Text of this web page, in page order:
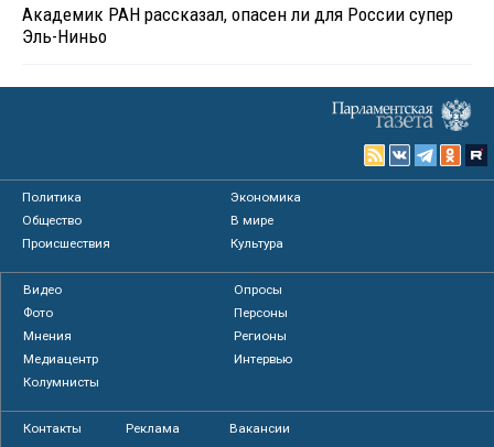
Академик РАН рассказал, опасен ли для России супер
Эль-Ниньо
Политика
Экономика
Общество
В мире
Происшествия
Культура
Видео
Опросы
Фото
Персоны
Мнения
Регионы
Медиацентр
Интервью
Колумнисты
Контакты Реклама Вакансии